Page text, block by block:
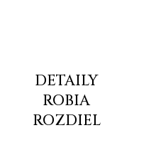
DETAILY
ROBIA
ROZDIEL